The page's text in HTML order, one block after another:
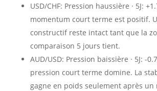
USD/CHF: Pression haussière · 5J:
momentum court terme est positif.
constructif reste intact tant que la
comparaison 5 jours tient.
AUD/USD: Pression baissière · 5J: -
pression court terme domine. La
gagne en poids seulement après un